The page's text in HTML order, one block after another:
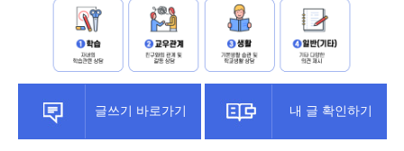
글쓰기 바로가기 내 글 확인하기